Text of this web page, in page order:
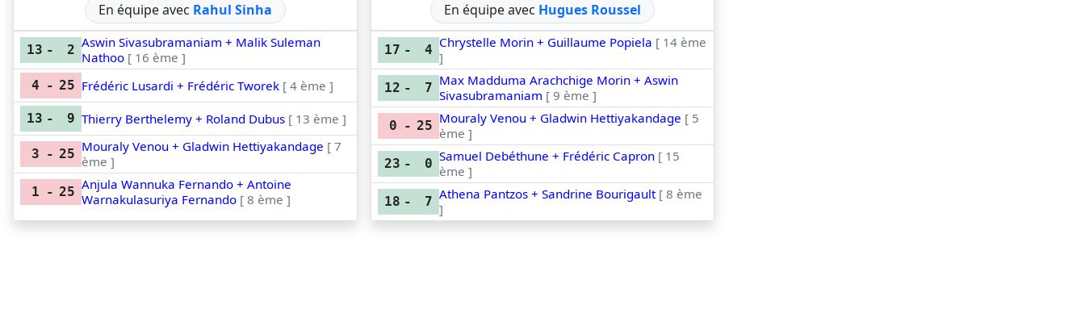
En équipe avec Rahul Sinha
13 - 2 Aswin Sivasubramaniam + Malik Suleman
Nathoo [ 16 ème ]
4 - 25 Frédéric Lusardi + Frédéric Tworek [ 4 ème ]
13 - 9 Thierry Berthelemy + Roland Dubus [ 13 ème ]
3 - 25 Mouraly Venou + Gladwin Hettiyakandage [ 7
ème ]
1 - 25 Anjula Wannuka Fernando + Antoine
Warnakulasuriya Fernando [ 8 ème ]
En équipe avec Hugues Roussel
17 - 4 Chrystelle Morin + Guillaume Popiela [ 14 ème
]
12 - 7 Max Madduma Arachchige Morin + Aswin
Sivasubramaniam [ 9 ème ]
0 - 25 Mouraly Venou + Gladwin Hettiyakandage [ 5
ème ]
23 - 0 Samuel Debéthune + Frédéric Capron [ 15
ème ]
18 - 7 Athena Pantzos + Sandrine Bourigault [ 8 ème
]